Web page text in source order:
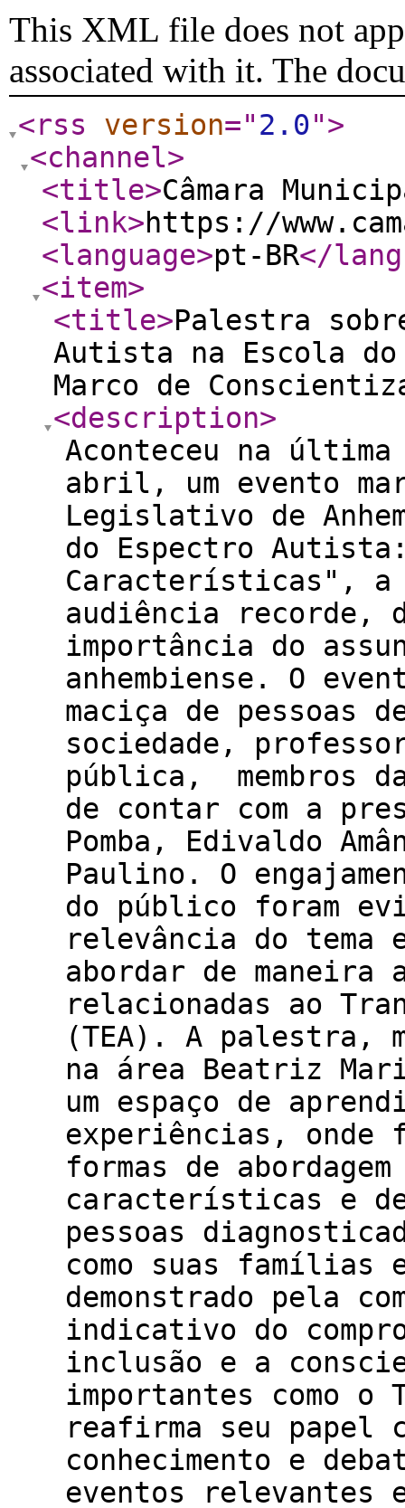
This XML file does not
associated with it. The
<rss version="2.0">
<channel>
<title>Câmara
<link>https://
<language>pt-BR</
<item>
<title>Palestra
Autista na Escola do
Marco de
<description>
Aconteceu na
abril, um evento
Legislativo de
do Espectro Autista:
Características", a
audiência recorde,
importância do
anhembiense. O
maciça de pessoas
sociedade,
pública, membros
de contar com a
Pomba, Edivaldo
Paulino. O
do público foram
relevância do tema
abordar de maneira
relacionadas ao
(TEA). A palestra,
na área Beatriz
um espaço de
experiências, onde
formas de
características e
pessoas
como suas famílias
demonstrado pela
indicativo do
inclusão e a
importantes como o
reafirma seu papel
conhecimento e
eventos relevantes